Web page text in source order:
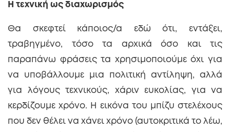
Η τεχνική ως διαχωρισμός
Θα σκεφτεί κάποιος/α εδώ ότι, εντάξει,
τραβηγμένο, τόσο τα αρχικά όσο και τις
παραπάνω φράσεις τα χρησιμοποιούμε όχι για
να υποβάλλουμε μια πολιτική αντίληψη, αλλά
για λόγους τεχνικούς, χάριν ευκολίας, για να
κερδίζουμε χρόνο. Η εικόνα του μπίζυ στελέχους
που δεν θέλει να χάνει χρόνο (αυτοκριτικά το λέω,